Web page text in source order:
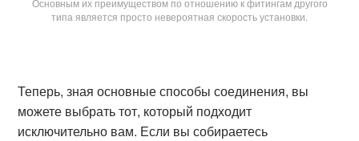
Основным их преимуществом по отношению к фитингам другого
типа является просто невероятная скорость установки.
Теперь, зная основные способы соединения, вы
можете выбрать тот, который подходит
исключительно вам. Если вы собираетесь